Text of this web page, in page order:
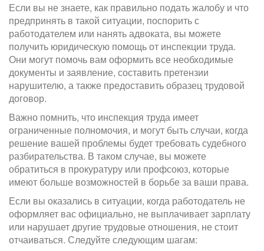
Если вы не знаете, как правильно подать жалобу и что
предпринять в такой ситуации, поспорить с
работодателем или нанять адвоката, вы можете
получить юридическую помощь от инспекции труда.
Они могут помочь вам оформить все необходимые
документы и заявление, составить претензии
нарушителю, а также предоставить образец трудовой
договор.
Важно помнить, что инспекция труда имеет
ограниченные полномочия, и могут быть случаи, когда
решение вашей проблемы будет требовать судебного
разбирательства. В таком случае, вы можете
обратиться в прокуратуру или профсоюз, которые
имеют больше возможностей в борьбе за ваши права.
Если вы оказались в ситуации, когда работодатель не
оформляет вас официально, не выплачивает зарплату
или нарушает другие трудовые отношения, не стоит
отчаиваться. Следуйте следующим шагам: